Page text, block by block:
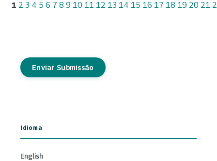
1 2 3 4 5 6 7 8 9 10 11 12 13 14 15 16 17 18 19 20 21
Enviar Submissão
Idioma
English